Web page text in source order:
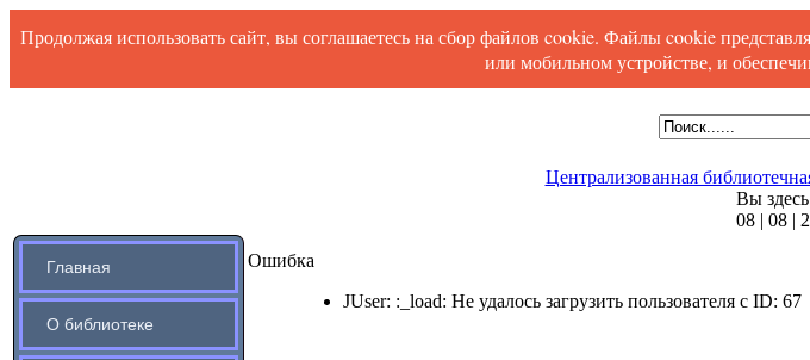
Продолжая использовать сайт, вы соглашаетесь на сбор файлов cookie. Файлы cookie
или мобильном устройстве, и
Централизованная
Вы
08 | 08 |
Главная
О библиотеке
Ошибка
JUser: :_load: Не удалось загрузить пользователя с ID: 67